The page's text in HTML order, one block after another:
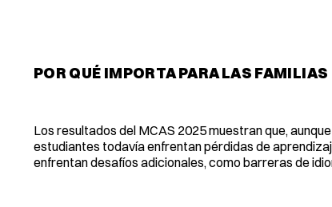
POR QUÉ IMPORTA PARA LAS
Los resultados del MCAS 2025 muestran que,
estudiantes todavía enfrentan pérdidas de
enfrentan desafíos adicionales, como barreras de